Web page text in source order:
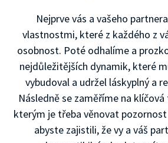
Nejprve vás a vašeho
vlastnostmi, které z každého z
osobnost. Poté odhalíme a
nejdůležitějších dynamik, které
vybudoval a udržel láskyplný a
Následně se zaměříme na
kterým je třeba věnovat
abyste zajistili, že vy a váš